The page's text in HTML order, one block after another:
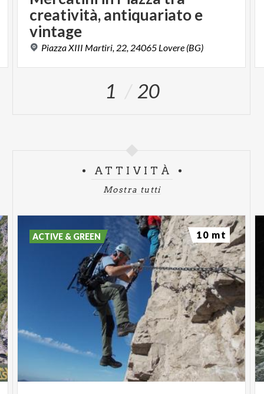
creatività, antiquariato e
vintage
Piazza XIII Martiri, 22, 24065 Lovere (BG)
1 20
ATTIVITÀ
Mostra tutti
ACTIVE & GREEN 10 mt